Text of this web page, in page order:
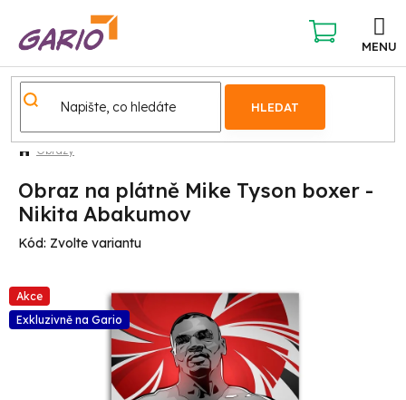
obsah
HLEDAT
NÁKUPNÍ
KOŠÍK
Obrazy
Obraz na plátně Mike Tyson boxer -
Nikita Abakumov
Kód: Zvolte variantu
Akce
Exkluzivně na Gario